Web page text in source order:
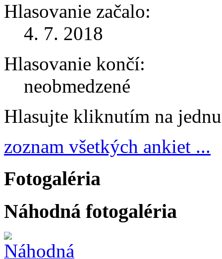
Hlasovanie začalo:
4. 7. 2018
Hlasovanie končí:
neobmedzené
Hlasujte kliknutím na
zoznam všetkých ankiet ...
Fotogaléria
Náhodná fotogaléria